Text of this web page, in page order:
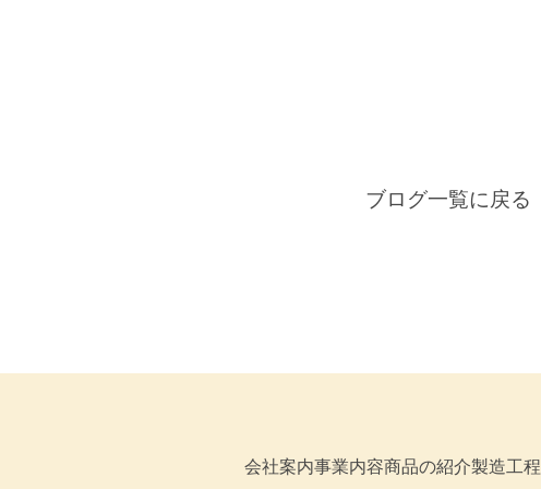
ブログ一覧に戻る
会社案内事業内容商品の紹介製造工程